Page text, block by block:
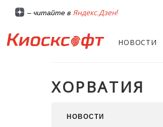
– читайте в Яндекс.Дзен!
НОВОСТИ
ХОРВАТИЯ
НОВОСТИ